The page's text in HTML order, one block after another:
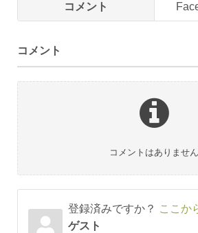
コメント
コメント
コメントはありません
登録済みですか？ ここか
ゲスト